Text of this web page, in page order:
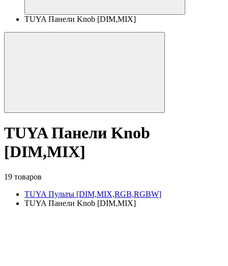
TUYA Панели Knob [DIM,MIX]
TUYA Панели Knob
[DIM,MIX]
19 товаров
TUYA Пульты [DIM,MIX,RGB,RGBW]
TUYA Панели Knob [DIM,MIX]